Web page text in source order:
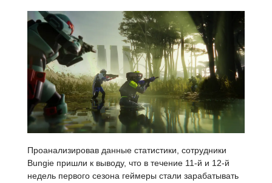
Проанализировав данные статистики, сотрудники
Bungie пришли к выводу, что в течение 11-й и 12-й
недель первого сезона геймеры стали зарабатывать